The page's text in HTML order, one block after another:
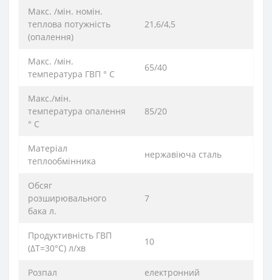
Макс. /мін. номін.
теплова потужність
(опалення)
21,6/4,5
Макс. /мін.
температура ГВП ° C
65/40
Макс./мін.
температура опалення
° C
85/20
Матеріал
теплообмінника
нержавіюча сталь
Обсяг
розширювального
бака л.
7
Продуктивність ГВП
(ΔT=30°C) л/хв
10
Розпал електронний